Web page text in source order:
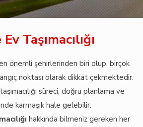
Taşımacılığı
önemli şehirlerinden biri olup, birçok
noktası olarak dikkat çekmektedir.
süreci, doğru planlama ve
karmaşık hale gelebilir.
hakkında bilmeniz gereken her